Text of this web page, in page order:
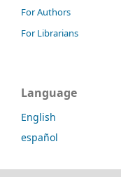
For Authors
For Librarians
Language
English
español